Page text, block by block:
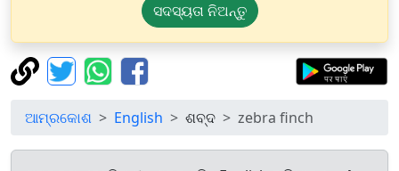
ସଦସ୍ୟତା ନିଅନ୍ତୁ
ଆମ୍ରକୋଶ English ଶବ୍ଦ zebra finch